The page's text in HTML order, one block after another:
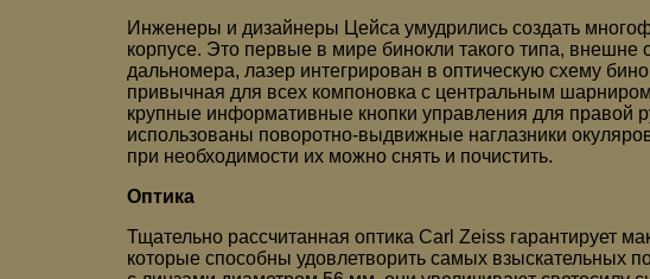
Инженеры и дизайнеры Цейса умудрились создать
корпусе. Это первые в мире бинокли такого типа, внешне
дальномера, лазер интегрирован в оптическую схему
привычная для всех компоновка с центральным
крупные информативные кнопки управления для правой
использованы поворотно-выдвижные наглазники
при необходимости их можно снять и почистить.
Оптика
Тщательно рассчитанная оптика Carl Zeiss гарантирует
которые способны удовлетворить самых взыскательных